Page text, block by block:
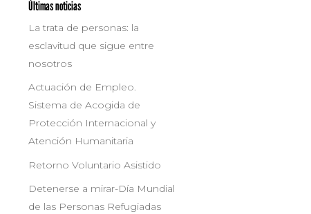
Últimas noticias
La trata de personas: la
esclavitud que sigue entre
nosotros
Actuación de Empleo.
Sistema de Acogida de
Protección Internacional y
Atención Humanitaria
Retorno Voluntario Asistido
Detenerse a mirar-Día Mundial
de las Personas Refugiadas